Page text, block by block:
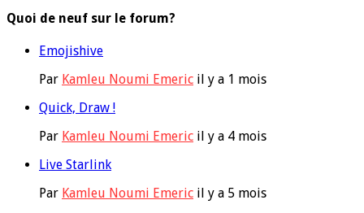
Quoi de neuf sur le forum?
Emojishive
Par Kamleu Noumi Emeric il y a 1 mois
Quick, Draw !
Par Kamleu Noumi Emeric il y a 4 mois
Live Starlink
Par Kamleu Noumi Emeric il y a 5 mois